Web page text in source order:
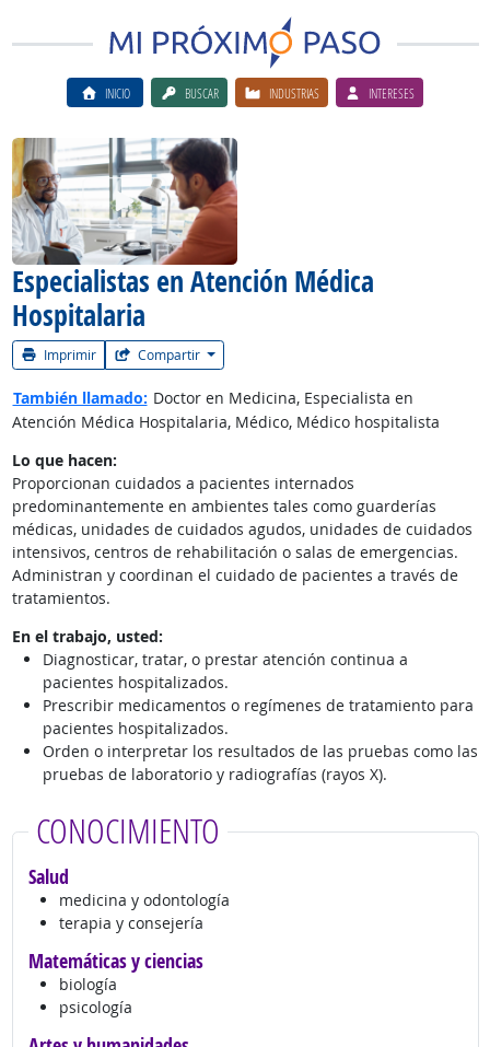
INICIO BUSCAR INDUSTRIAS INTERESES
Especialistas en Atención Médica
Hospitalaria
Imprimir Compartir
Ver el vίdeo de la carrera
También llamado: Doctor en Medicina, Especialista en
Atención Médica Hospitalaria, Médico, Médico hospitalista
Lo que hacen:
Proporcionan cuidados a pacientes internados
predominantemente en ambientes tales como guarderías
médicas, unidades de cuidados agudos, unidades de cuidados
intensivos, centros de rehabilitación o salas de emergencias.
Administran y coordinan el cuidado de pacientes a través de
tratamientos.
En el trabajo, usted:
Diagnosticar, tratar, o prestar atención continua a
pacientes hospitalizados.
Prescribir medicamentos o regímenes de tratamiento para
pacientes hospitalizados.
Orden o interpretar los resultados de las pruebas como las
pruebas de laboratorio y radiografías (rayos X).
CONOCIMIENTO
Salud
medicina y odontología
terapia y consejería
Matemáticas y ciencias
biología
psicología